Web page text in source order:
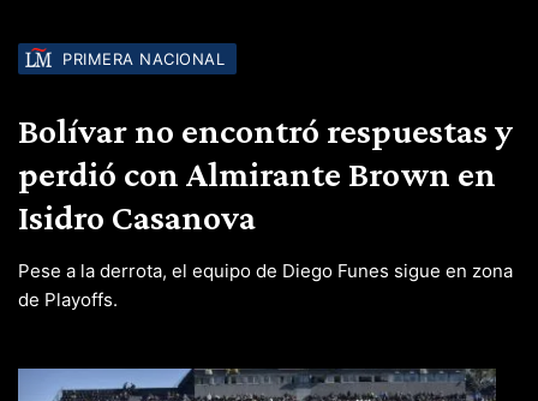
PRIMERA NACIONAL
Bolívar no encontró respuestas y
perdió con Almirante Brown en
Isidro Casanova
Pese a la derrota, el equipo de Diego Funes sigue en zona
de Playoffs.